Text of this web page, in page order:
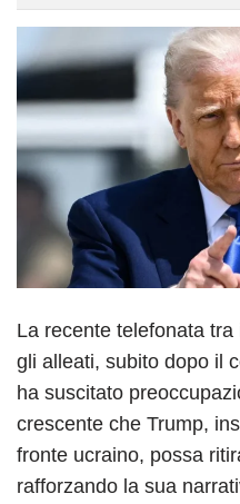
La recente telefonata
gli alleati, subito dopo il
ha suscitato
crescente che Trump,
fronte ucraino, possa
rafforzando la sua